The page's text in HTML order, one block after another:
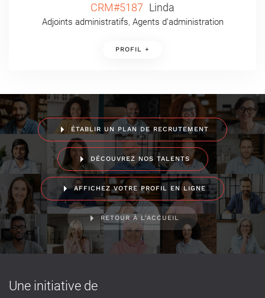
CRM#5187 Linda
Adjoints administratifs, Agents d’administration
PROFIL +
ÉTABLIR UN PLAN DE RECRUTEMENT
DÉCOUVREZ NOS TALENTS
AFFICHEZ VOTRE PROFIL EN LIGNE
RETOUR À L'ACCUEIL
Une initiative de